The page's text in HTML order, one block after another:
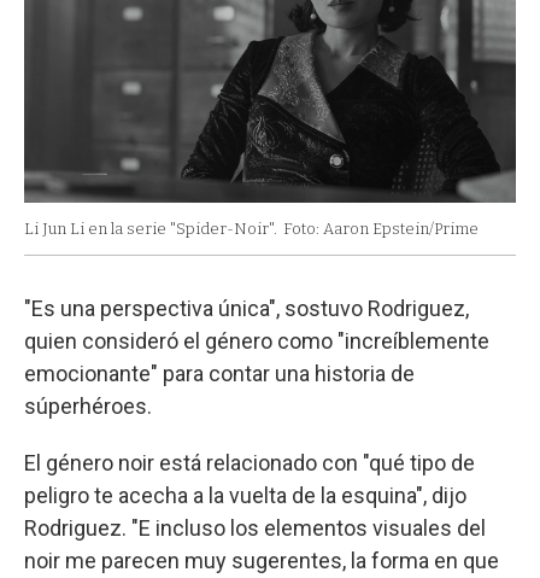
Li Jun Li en la serie "Spider-Noir". Foto: Aaron Epstein/Prime
"Es una perspectiva única", sostuvo Rodriguez,
quien consideró el género como "increíblemente
emocionante" para contar una historia de
súperhéroes.
El género noir está relacionado con "qué tipo de
peligro te acecha a la vuelta de la esquina", dijo
Rodriguez. "E incluso los elementos visuales del
noir me parecen muy sugerentes, la forma en que